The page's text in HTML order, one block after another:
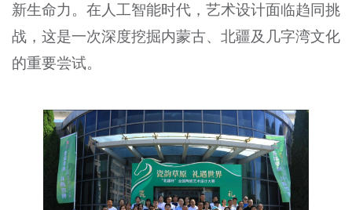
新生命力。在人工智能时代，艺术设计面临趋同挑
战，这是一次深度挖掘内蒙古、北疆及几字湾文化
的重要尝试。